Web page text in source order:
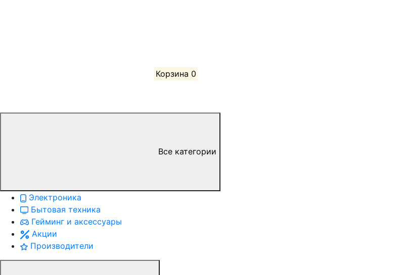
Корзина 0
Все категории
Электроника
Бытовая техника
Гейминг и аксессуары
Акции
Производители